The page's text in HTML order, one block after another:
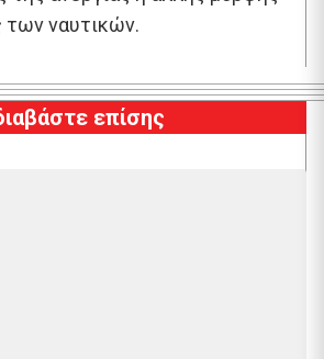
των ναυτικών.
επίσης